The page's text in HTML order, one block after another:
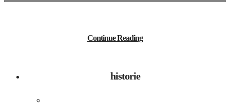
Continue Reading
historie